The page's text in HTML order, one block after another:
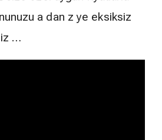
a dan z ye eksiksiz
…